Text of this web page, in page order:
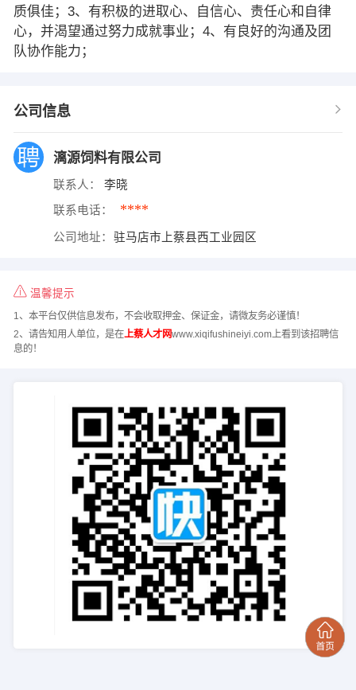
质俱佳；3、有积极的进取心、自信心、责任心和自律
心，并渴望通过努力成就事业；4、有良好的沟通及团
队协作能力；
公司信息
漓源饲料有限公司
联系人： 李晓
联系电话： ****
公司地址： 驻马店市上蔡县西工业园区
温馨提示
1、本平台仅供信息发布，不会收取押金、保证金，请微友务必谨慎！
2、请告知用人单位，是在上蔡人才网www.xiqifushineiyi.com上看到该招聘信
息的！